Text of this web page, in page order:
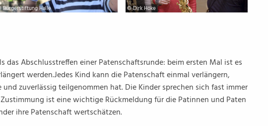
Bürgerstiftung Halle © Dirk Höke
Abschlusstreffen einer Patenschaftsrunde: beim ersten Mal ist es
werden.Jedes Kind kann die Patenschaft einmal verlängern,
zuverlässig teilgenommen hat. Die Kinder sprechen sich fast immer
ist eine wichtige Rückmeldung für die Patinnen und Paten
ihre Patenschaft wertschätzen.